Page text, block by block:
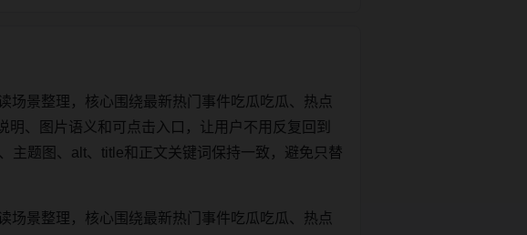
场景整理，核心围绕最新热门事件吃瓜吃瓜、热点
、图片语义和可点击入口，让用户不用反复回到
主题图、alt、title和正文关键词保持一致，避免只替
场景整理，核心围绕最新热门事件吃瓜吃瓜、热点